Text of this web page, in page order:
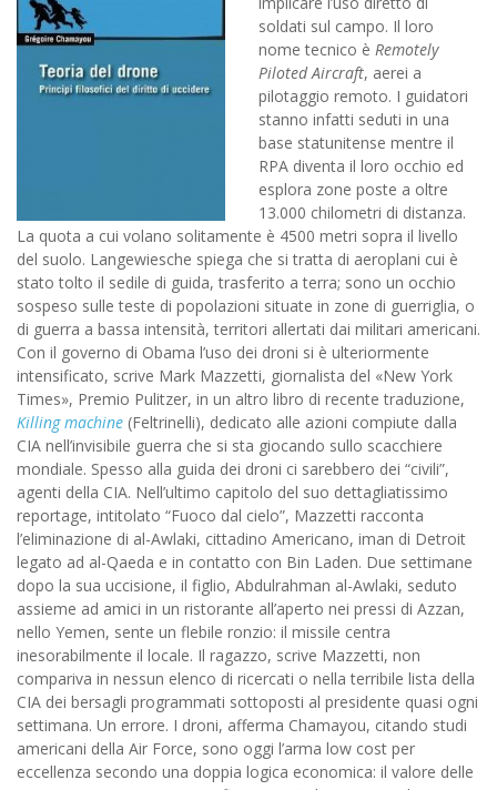
soldati sul campo. Il loro
nome tecnico èRemotely
Piloted Aircraft, aerei a
pilotaggio remoto. I guidatori
stanno infatti seduti in una
base statunitense mentre il
RPA diventa il loro occhio ed
esplora zone poste a oltre
13.000 chilometri di distanza.
La quota a cui volano solitamente è 4500 metri sopra il livello
del suolo. Langewiesche spiega che si tratta di aeroplani cui è
stato tolto il sedile di guida, trasferito a terra; sono un occhio
sospeso sulle teste di popolazioni situate in zone di guerriglia, o
di guerra a bassa intensità, territori allertati dai militari americani.
Con il governo di Obama l’uso dei droni si è ulteriormente
intensificato, scrive Mark Mazzetti, giornalista del «New York
Times», Premio Pulitzer, in un altro libro di recente traduzione,
Killing machine (Feltrinelli), dedicato alle azioni compiute dalla
CIA nell’invisibile guerra che si sta giocando sullo scacchiere
mondiale. Spesso alla guida dei droni ci sarebbero dei “civili”,
agenti della CIA. Nell’ultimo capitolo del suo dettagliatissimo
reportage, intitolato “Fuoco dal cielo”, Mazzetti racconta
l’eliminazione di al-Awlaki, cittadino Americano, iman di Detroit
legato ad al-Qaeda e in contatto con Bin Laden. Due settimane
dopo la sua uccisione, il figlio, Abdulrahman al-Awlaki, seduto
assieme ad amici in un ristorante all’aperto nei pressi di Azzan,
nello Yemen, sente un flebile ronzio: il missile centra
inesorabilmente il locale. Il ragazzo, scrive Mazzetti, non
compariva in nessun elenco di ricercati o nella terribile lista della
CIA dei bersagli programmati sottoposti al presidente quasi ogni
settimana. Un errore. I droni, afferma Chamayou, citando studi
americani della Air Force, sono oggi l’arma low cost per
eccellenza secondo una doppia logica economica: il valore delle